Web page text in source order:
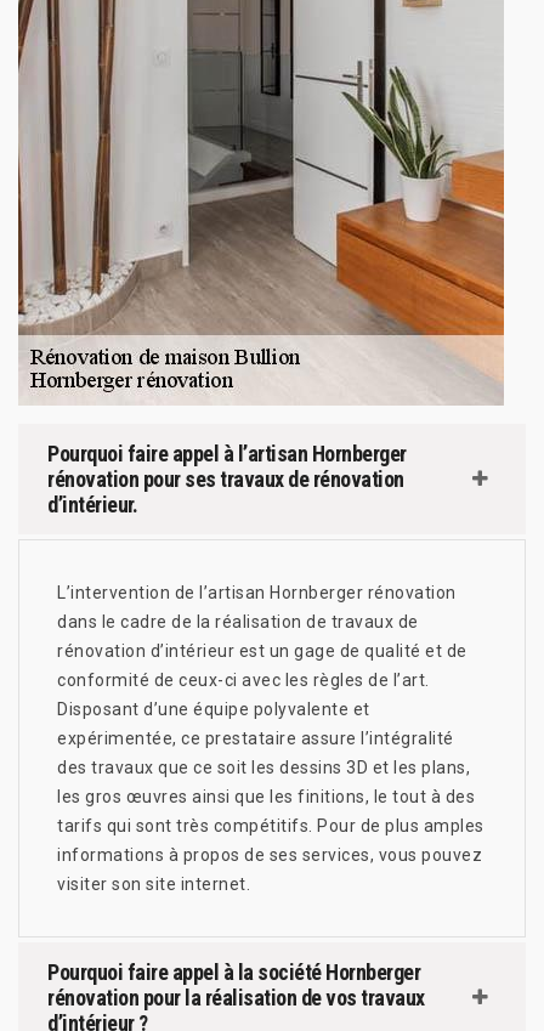
Pourquoi faire appel à l’artisan Hornberger
rénovation pour ses travaux de rénovation
d’intérieur.
L’intervention de l’artisan Hornberger rénovation
dans le cadre de la réalisation de travaux de
rénovation d’intérieur est un gage de qualité et de
conformité de ceux-ci avec les règles de l’art.
Disposant d’une équipe polyvalente et
expérimentée, ce prestataire assure l’intégralité
des travaux que ce soit les dessins 3D et les plans,
les gros œuvres ainsi que les finitions, le tout à des
tarifs qui sont très compétitifs. Pour de plus amples
informations à propos de ses services, vous pouvez
visiter son site internet.
Pourquoi faire appel à la société Hornberger
rénovation pour la réalisation de vos travaux
d’intérieur ?